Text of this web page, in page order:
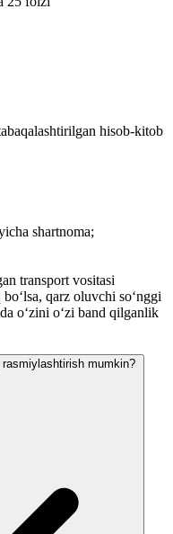
hisob-kitob
shartnoma;
transport vositasi
qarz oluvchi so‘nggi
o‘zini o‘zi band qilganlik
mumkin?